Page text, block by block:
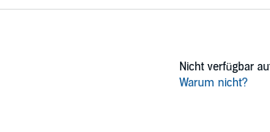
Nicht verfügbar
Warum nicht?